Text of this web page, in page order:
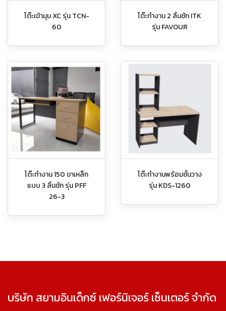
โต๊ะเข้ามุม XC รุ่น TCN-
60
โต๊ะทำงาน 2 ลิ้นชัก ITK
รุ่น FAVOUR
โต๊ะทำงาน 150 ขาเหล็ก
แบบ 3 ลิ้นชัก รุ่น PFF
26-3
โต๊ะทำงานพร้อมชั้นวาง
รุ่น KDS-1260
บริษัท สยามอินเด็กซ์ เฟอร์นิเจอร์ เซ็นเตอร์ จำกัด